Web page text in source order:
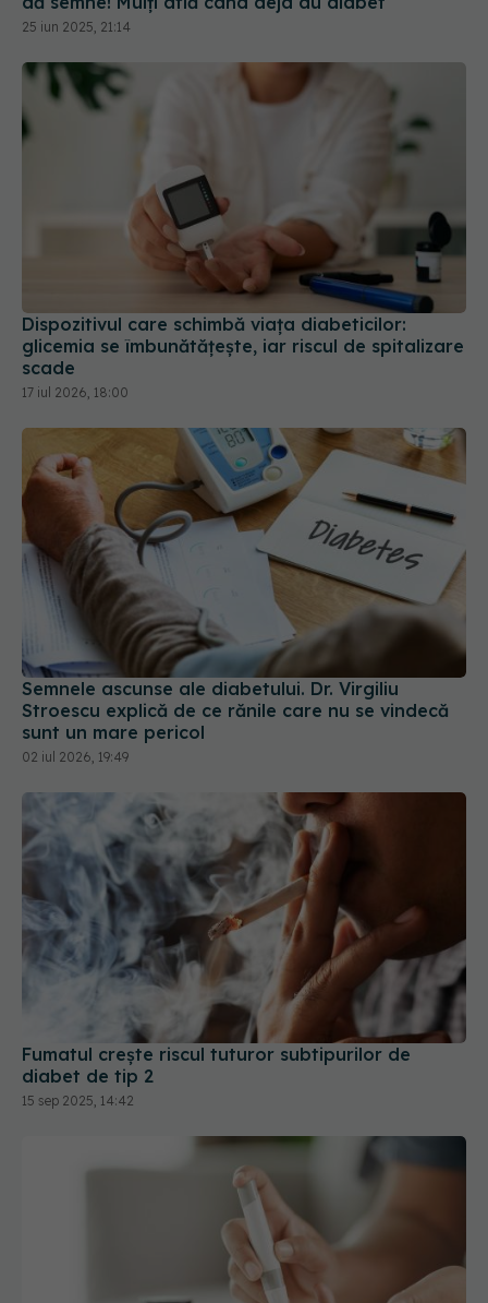
Dispozitivul care schimbă viața diabeticilor:
glicemia se îmbunătățește, iar riscul de spitalizare
17 iul 2026, 18:00
Semnele ascunse ale diabetului. Dr. Virgiliu
Stroescu explică de ce rănile care nu se vindecă
sunt un mare pericol
02 iul 2026, 19:49
Fumatul crește riscul tuturor subtipurilor de